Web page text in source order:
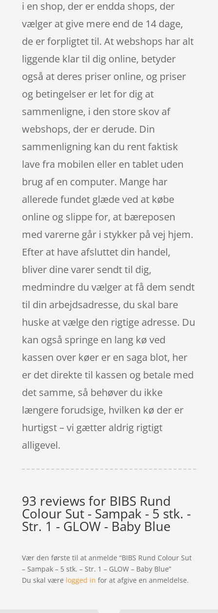
i en shop, der er endda shops, der
vælger at give mere end de 14 dage,
de er forpligtet til. At webshops har alt
liggende klar til dig online, betyder
også at deres priser online, og priser
og betingelser er let for dig at
sammenligne, i den store skov af
webshops, der er derude. Din
sammenligning kan du rent faktisk
lave fra mobilen eller en tablet uden
brug af en computer. Mange har
allerede fundet glæde ved at købe
online og slippe for, at bæreposen
med varerne går i stykker på vej hjem.
Efter at have afsluttet din handel,
bliver dine varer sendt til dig,
medmindre du vælger at få dem sendt
til din arbejdsadresse, du skal bare
huske at vælge den rigtige adresse. Du
kan også springe en lang kø ved
kassen over køer er en saga blot, her
er det direkte til kassen og betale med
det samme, så behøver du ikke
længere forudsige, hvilken kø der er
hurtigst – vi gætter aldrig rigtigt
alligevel.
93 reviews for BIBS Rund
Colour Sut - Sampak - 5 stk. -
Str. 1 - GLOW - Baby Blue
Vær den første til at anmelde “BIBS Rund Colour Sut
– Sampak – 5 stk. – Str. 1 – GLOW – Baby Blue”
Du skal være logged in for at afgive en anmeldelse.